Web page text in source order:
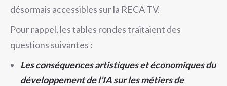
désormais accessibles sur la RECA TV.
Pour rappel, les tables rondes traitaient des
questions suivantes :
Les conséquences artistiques et économiques du
développement de l’IA sur les métiers de